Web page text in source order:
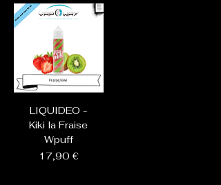
LIQUIDEO -
Kiki la Fraise
Wpuff
Prix
17,90 €